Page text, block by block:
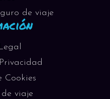
de viaje
Cookies
viaje